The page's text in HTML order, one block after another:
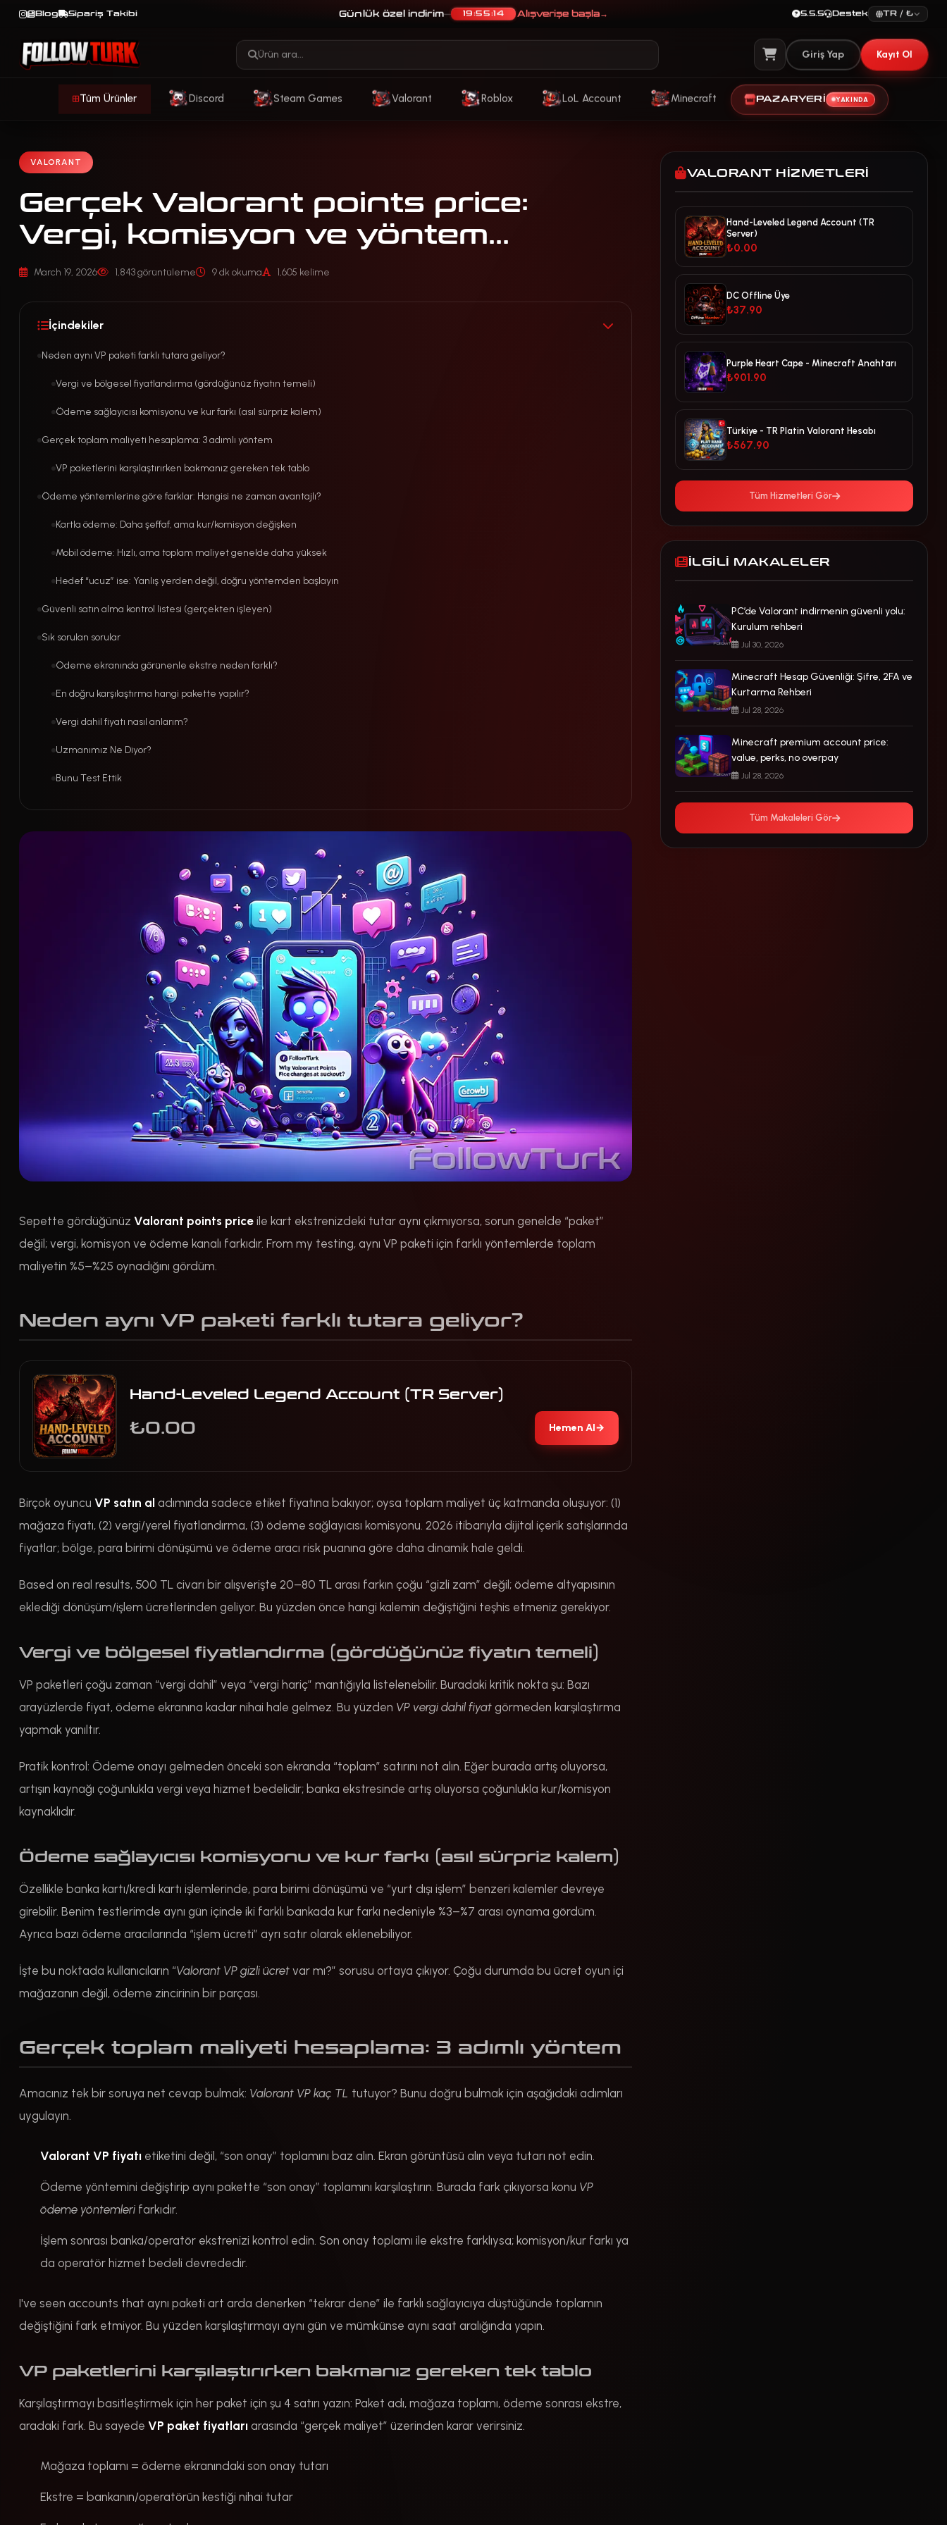
Günlük özel indirim— 19:55:11 Alışverişe başla→
Blog Sipariş Takibi S.S.S Destek TR / ₺
Sepeti Görüntüle
Giriş Yap Kayıt Ol
Tüm Ürünler Discord Steam Games Valorant Roblox LoL Account Minecraft PAZARYERI YAKINDA
VALORANT
Gerçek Valorant points price:
Vergi, komisyon ve yöntem...
March 19, 2026 1,843 görüntüleme 9 dk okuma 1,605 kelime
İçindekiler
Neden aynı VP paketi farklı tutara geliyor?
Vergi ve bölgesel fiyatlandırma (gördüğünüz fiyatın temeli)
Ödeme sağlayıcısı komisyonu ve kur farkı (asıl sürpriz kalem)
Gerçek toplam maliyeti hesaplama: 3 adımlı yöntem
VP paketlerini karşılaştırırken bakmanız gereken tek tablo
Ödeme yöntemlerine göre farklar: Hangisi ne zaman avantajlı?
Kartla ödeme: Daha şeffaf, ama kur/komisyon değişken
Mobil ödeme: Hızlı, ama toplam maliyet genelde daha yüksek
Hedef “ucuz” ise: Yanlış yerden değil, doğru yöntemden başlayın
Güvenli satın alma kontrol listesi (gerçekten işleyen)
Sık sorulan sorular
Ödeme ekranında görünenle ekstre neden farklı?
En doğru karşılaştırma hangi pakette yapılır?
Vergi dahil fiyatı nasıl anlarım?
Uzmanımız Ne Diyor?
Bunu Test Ettik
Sepette gördüğünüz Valorant points price ile kart ekstrenizdeki tutar aynı çıkmıyorsa, sorun genelde “paket”
değil; vergi, komisyon ve ödeme kanalı farkıdır. From my testing, aynı VP paketi için farklı yöntemlerde toplam
maliyetin %5–%25 oynadığını gördüm.
Neden aynı VP paketi farklı tutara geliyor?
Hand-Leveled Legend Account (TR Server)
₺0.00 Hemen Al→
Birçok oyuncu VP satın al adımında sadece etiket fiyatına bakıyor; oysa toplam maliyet üç katmanda oluşuyor: (1)
mağaza fiyatı, (2) vergi/yerel fiyatlandırma, (3) ödeme sağlayıcısı komisyonu. 2026 itibarıyla dijital içerik satışlarında
fiyatlar; bölge, para birimi dönüşümü ve ödeme aracı risk puanına göre daha dinamik hale geldi.
Based on real results, 500 TL civarı bir alışverişte 20–80 TL arası farkın çoğu “gizli zam” değil; ödeme altyapısının
eklediği dönüşüm/işlem ücretlerinden geliyor. Bu yüzden önce hangi kalemin değiştiğini teşhis etmeniz gerekiyor.
Vergi ve bölgesel fiyatlandırma (gördüğünüz fiyatın temeli)
VP paketleri çoğu zaman “vergi dahil” veya “vergi hariç” mantığıyla listelenebilir. Buradaki kritik nokta şu: Bazı
arayüzlerde fiyat, ödeme ekranına kadar nihai hale gelmez. Bu yüzden VP vergi dahil fiyat görmeden karşılaştırma
yapmak yanıltır.
Pratik kontrol: Ödeme onayı gelmeden önceki son ekranda “toplam” satırını not alın. Eğer burada artış oluyorsa,
artışın kaynağı çoğunlukla vergi veya hizmet bedelidir; banka ekstresinde artış oluyorsa çoğunlukla kur/komisyon
kaynaklıdır.
Ödeme sağlayıcısı komisyonu ve kur farkı (asıl sürpriz kalem)
Özellikle banka kartı/kredi kartı işlemlerinde, para birimi dönüşümü ve “yurt dışı işlem” benzeri kalemler devreye
girebilir. Benim testlerimde aynı gün içinde iki farklı bankada kur farkı nedeniyle %3–%7 arası oynama gördüm.
Ayrıca bazı ödeme aracılarında “işlem ücreti” ayrı satır olarak eklenebiliyor.
İşte bu noktada kullanıcıların “Valorant VP gizli ücret var mı?” sorusu ortaya çıkıyor. Çoğu durumda bu ücret oyun içi
mağazanın değil, ödeme zincirinin bir parçası.
Gerçek toplam maliyeti hesaplama: 3 adımlı yöntem
Amacınız tek bir soruya net cevap bulmak: Valorant VP kaç TL tutuyor? Bunu doğru bulmak için aşağıdaki adımları
uygulayın.
Valorant VP fiyatı etiketini değil, “son onay” toplamını baz alın. Ekran görüntüsü alın veya tutarı not edin.
Ödeme yöntemini değiştirip aynı pakette “son onay” toplamını karşılaştırın. Burada fark çıkıyorsa konu VP
ödeme yöntemleri farkıdır.
İşlem sonrası banka/operatör ekstrenizi kontrol edin. Son onay toplamı ile ekstre farklıysa; komisyon/kur farkı ya
da operatör hizmet bedeli devrededir.
I've seen accounts that aynı paketi art arda denerken “tekrar dene” ile farklı sağlayıcıya düştüğünde toplamın
değiştiğini fark etmiyor. Bu yüzden karşılaştırmayı aynı gün ve mümkünse aynı saat aralığında yapın.
VP paketlerini karşılaştırırken bakmanız gereken tek tablo
Karşılaştırmayı basitleştirmek için her paket için şu 4 satırı yazın: Paket adı, mağaza toplamı, ödeme sonrası ekstre,
aradaki fark. Bu sayede VP paket fiyatları arasında “gerçek maliyet” üzerinden karar verirsiniz.
Mağaza toplamı = ödeme ekranındaki son onay tutarı
Ekstre = bankanın/operatörün kestiği nihai tutar
VALORANT HIZMETLERI
Hand-Leveled Legend Account (TR
Server)
₺0.00
DC Offline Üye
₺37.90
Purple Heart Cape - Minecraft Anahtarı
₺901.90
Türkiye - TR Platin Valorant Hesabı
₺567.90
Tüm Hizmetleri Gör
İLGILI MAKALELER
PC’de Valorant indirmenin güvenli yolu:
Kurulum rehberi
Jul 30, 2026
Minecraft Hesap Güvenliği: Şifre, 2FA ve
Kurtarma Rehberi
Jul 28, 2026
Minecraft premium account price:
value, perks, no overpay
Jul 28, 2026
Tüm Makaleleri Gör